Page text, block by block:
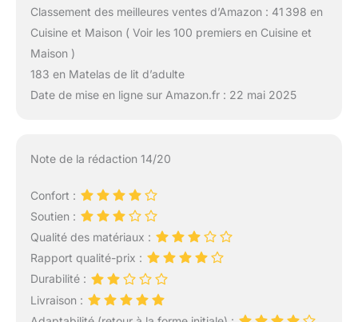
Classement des meilleures ventes d’Amazon : 41 398 en
Cuisine et Maison ( Voir les 100 premiers en Cuisine et
Maison )
183 en Matelas de lit d’adulte
Date de mise en ligne sur Amazon.fr : 22 mai 2025
Note de la rédaction 14/20
Confort :
Soutien :
Qualité des matériaux :
Rapport qualité-prix :
Durabilité :
Livraison :